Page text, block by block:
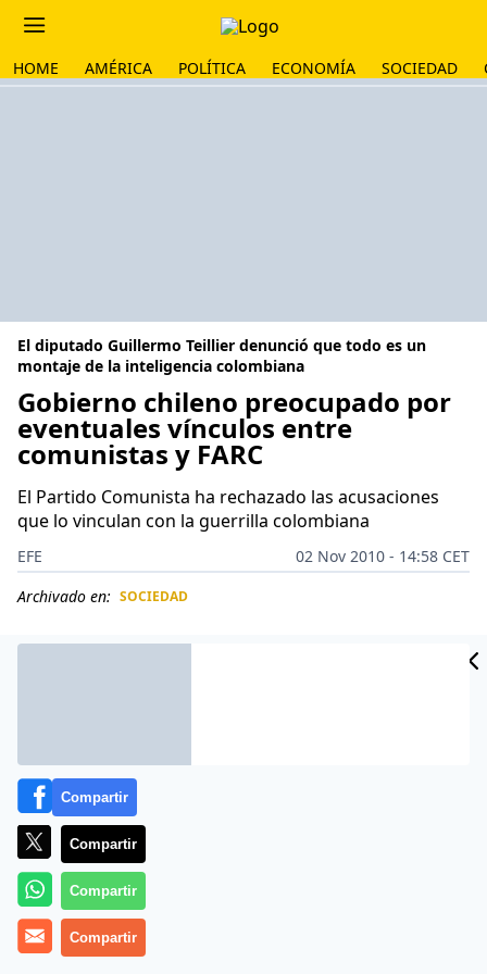
HOME AMÉRICA POLÍTICA ECONOMÍA SOCIEDAD
El diputado Guillermo Teillier denunció que todo es un
montaje de la inteligencia colombiana
Gobierno chileno preocupado por
eventuales vínculos entre
comunistas y FARC
El Partido Comunista ha rechazado las acusaciones
que lo vinculan con la guerrilla colombiana
EFE
02 Nov 2010 - 14:58 CET
Archivado en: SOCIEDAD
El ministro chileno del Interior, Rodrigo Hinzpeter,
Compartir
Compartir
Compartir
Compartir